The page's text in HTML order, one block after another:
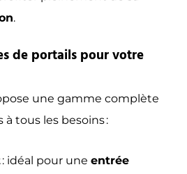
.
de portails pour votre
une gamme complète
à tous les besoins :
: idéal pour une entrée